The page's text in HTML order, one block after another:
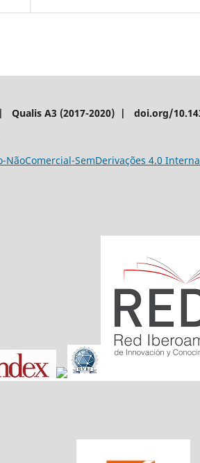
A3 (2017-2020) | doi.org/
NãoComercial-SemDerivações 4.0